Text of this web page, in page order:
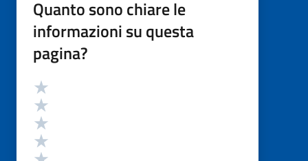
Quanto sono chiare le
informazioni su questa
pagina?
Valutazione